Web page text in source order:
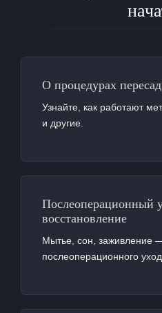
О процедурах
Узнайте, как работают
и другие.
Послеоперационный
восстановление
Мытье, сон, заживление
послеоперационного